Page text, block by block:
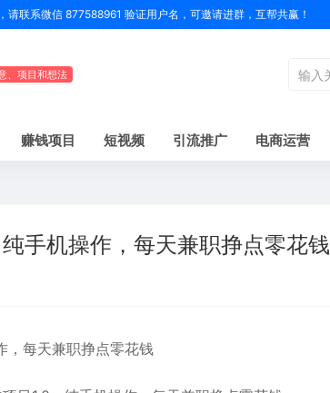
请联系微信 877588961 验证用户名，可邀请进群，互帮共赢！
、项目和想法
赚钱项目 短视频 引流推广 电商运营
手机操作，每天兼职挣点零花钱
，每天兼职挣点零花钱